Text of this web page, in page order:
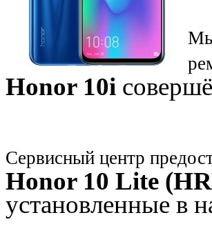
Мы
Honor 10i
Сервисный центр
Honor 10 Lite
установленные в